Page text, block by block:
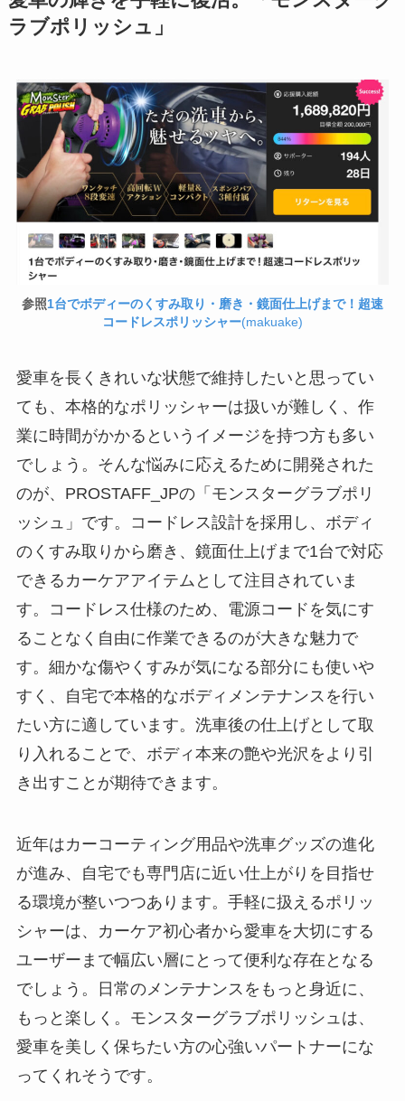
ラブポリッシュ」
参照1台でボディーのくすみ取り・磨き・鏡面仕上げまで！超速
コードレスポリッシャー(makuake)
愛車を長くきれいな状態で維持したいと思ってい
ても、本格的なポリッシャーは扱いが難しく、作
業に時間がかかるというイメージを持つ方も多い
でしょう。そんな悩みに応えるために開発された
のが、PROSTAFF_JPの「モンスターグラブポリ
ッシュ」です。コードレス設計を採用し、ボディ
のくすみ取りから磨き、鏡面仕上げまで1台で対応
できるカーケアアイテムとして注目されていま
す。コードレス仕様のため、電源コードを気にす
ることなく自由に作業できるのが大きな魅力で
す。細かな傷やくすみが気になる部分にも使いや
すく、自宅で本格的なボディメンテナンスを行い
たい方に適しています。洗車後の仕上げとして取
り入れることで、ボディ本来の艶や光沢をより引
き出すことが期待できます。
近年はカーコーティング用品や洗車グッズの進化
が進み、自宅でも専門店に近い仕上がりを目指せ
る環境が整いつつあります。手軽に扱えるポリッ
シャーは、カーケア初心者から愛車を大切にする
ユーザーまで幅広い層にとって便利な存在となる
でしょう。日常のメンテナンスをもっと身近に、
もっと楽しく。モンスターグラブポリッシュは、
愛車を美しく保ちたい方の心強いパートナーにな
ってくれそうです。